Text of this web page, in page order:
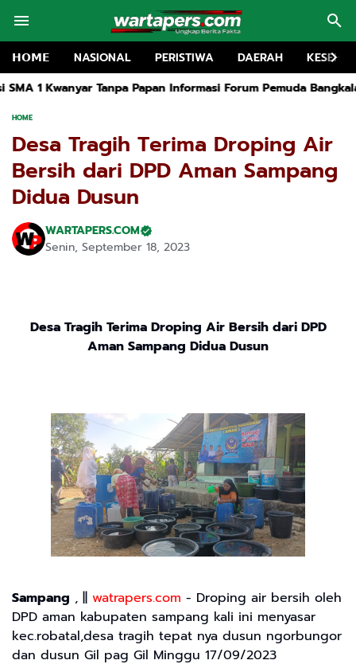
𝗛𝗢𝗠𝗘 NASIONAL PERISTIWA DAERAH
Papan Informasi Forum Pemuda Bangkalan Siap Lapokan
HOME
Desa Tragih Terima Droping Air
Bersih dari DPD Aman Sampang
Didua Dusun
WARTAPERS.COM
Senin, September 18, 2023
Desa Tragih Terima Droping Air Bersih dari DPD
Aman Sampang Didua Dusun
Sampang , || watrapers.com - Droping air bersih oleh
DPD aman kabupaten sampang kali ini menyasar
kec.robatal,desa tragih tepat nya dusun ngorbungor
dan dusun Gil pag Gil Minggu 17/09/2023